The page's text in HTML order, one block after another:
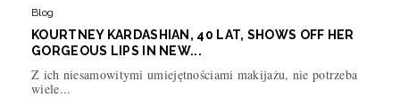
Blog
KOURTNEY KARDASHIAN, 40 LAT, SHOWS OFF HER
GORGEOUS LIPS IN NEW...
Z ich niesamowitymi umiejętnościami makijażu, nie potrzeba
wiele...